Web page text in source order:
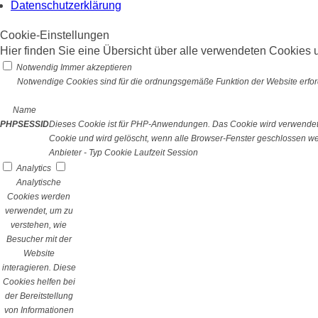
Datenschutzerklärung
Cookie-Einstellungen
Hier finden Sie eine Übersicht über alle verwendeten
Notwendig Immer akzeptieren
Notwendige Cookies sind für die ordnungsgemäße Funktion der Website
Name
PHPSESSIDDieses Cookie ist für PHP-Anwendungen. Das Cookie wird
Cookie und wird gelöscht, wenn alle Browser-Fenster geschlossen
Anbieter - Typ Cookie Laufzeit Session
Analytics
Analytische
Cookies werden
verwendet, um zu
verstehen, wie
Besucher mit der
Website
interagieren. Diese
Cookies helfen bei
der Bereitstellung
von Informationen